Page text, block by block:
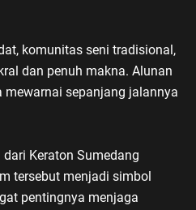
komunitas seni tradisional,
dan penuh makna. Alunan
sepanjang jalannya
Keraton Sumedang
tersebut menjadi simbol
pentingnya menjaga